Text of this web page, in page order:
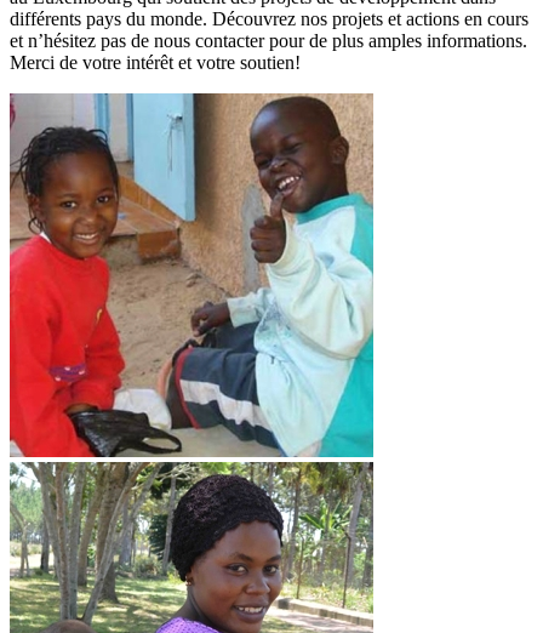
différents pays du monde. Découvrez nos projets et actions en cours
et n’hésitez pas de nous contacter pour de plus amples informations.
Merci de votre intérêt et votre soutien!